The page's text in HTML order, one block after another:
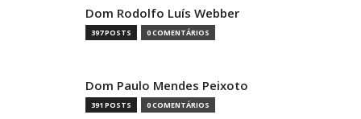
Dom Rodolfo Luís Webber
397 POSTS 0 COMENTÁRIOS
Dom Paulo Mendes Peixoto
391 POSTS 0 COMENTÁRIOS